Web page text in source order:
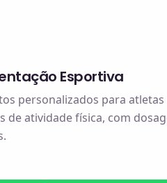
Esportiva
personalizados para atletas
de atividade física, com